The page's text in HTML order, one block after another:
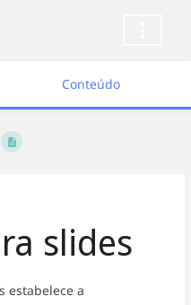
Conteúdo
slides
estabelece a